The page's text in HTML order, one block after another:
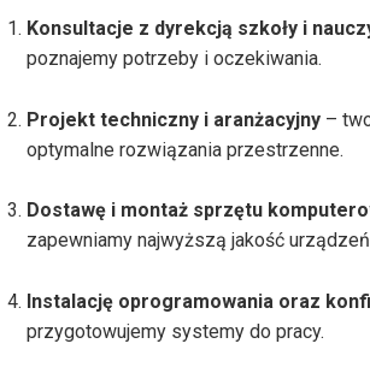
Konsultacje z dyrekcją szkoły i
poznajemy potrzeby i oczekiwania.
Projekt techniczny i aranżacyjny –
optymalne rozwiązania przestrzenne.
Dostawę i montaż sprzętu
zapewniamy najwyższą jakość
Instalację oprogramowania oraz
przygotowujemy systemy do pracy.